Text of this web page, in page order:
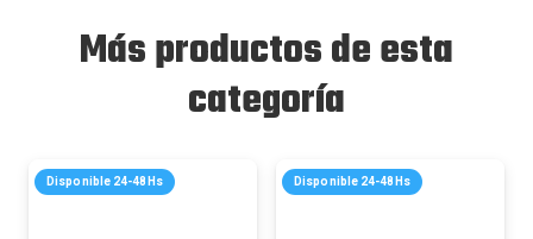
Más productos de esta
categoría
Disponible 24-48Hs Disponible 24-48Hs